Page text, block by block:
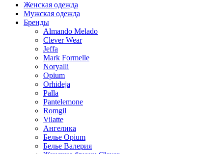
Женская одежда
Мужская одежда
Бренды
Almando Melado
Clever Wear
Jeffa
Mark Formelle
Noryalli
Opium
Orhideja
Palla
Pantelemone
Romgil
Vilatte
Ангелика
Белье Opium
Белье Валерия